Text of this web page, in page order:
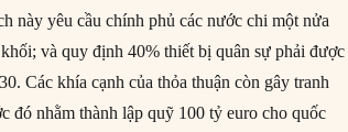
này yêu cầu chính phủ các nước chi một nửa
và quy định 40% thiết bị quân sự phải được
Các khía cạnh của thỏa thuận còn gây tranh
đó nhằm thành lập quỹ 100 tỷ euro cho quốc